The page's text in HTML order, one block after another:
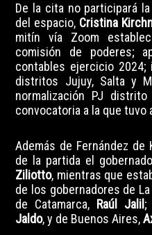
De la cita no participará
del espacio, Cristina
mitín vía Zoom
comisión de poderes;
contables ejercicio 2024;
distritos Jujuy, Salta y
normalización PJ
convocatoria a la que
Además de Fernández de
de la partida el
Ziliotto, mientras que
de los gobernadores de La
de Catamarca, Raúl Jalil ;
Jaldo, y de Buenos Aires,